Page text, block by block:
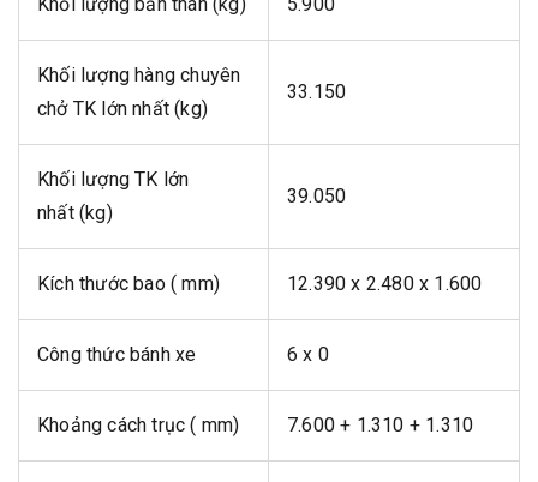
Khối lượng hàng chuyên
chở TK lớn nhất (kg)
33.150
Khối lượng TK lớn
nhất (kg)
39.050
Kích thước bao ( mm) 12.390 x 2.480 x 1.600
Công thức bánh xe 6 x 0
Khoảng cách trục ( mm) 7.600 + 1.310 + 1.310